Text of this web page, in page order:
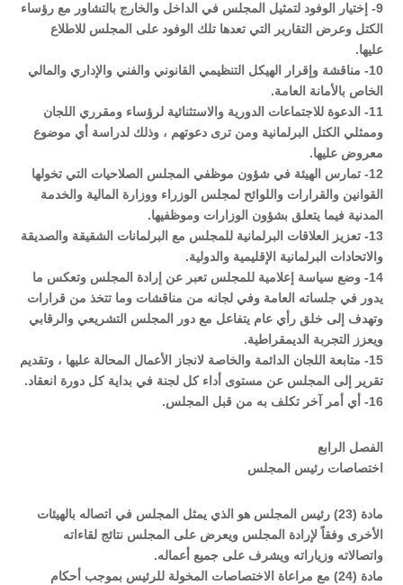
9- إختيار الوفود لتمثيل المجلس في الداخل والخارج بالتشاور مع رؤساء
الكتل وعرض التقارير التي تعدها تلك الوفود على المجلس للاطلاع
عليها.
10- مناقشة وإقرار الهيكل التنظيمي القانوني والفني والإداري والمالي
الخاص بالأمانة العامة.
11- الدعوة للاجتماعات الدورية والاستثنائية لرؤساء ومقرري اللجان
وممثلي الكتل البرلمانية ومن ترى دعوتهم ، وذلك لدراسة أي موضوع
معروض عليها.
12- تمارس الهيئة في شؤون موظفي المجلس الصلاحيات التي تخولها
القوانين والقرارات واللوائح لمجلس الوزراء ووزارة المالية والخدمة
المدنية فيما يتعلق بشؤون الوزارات وموظفيها.
13- تعزيز العلاقات البرلمانية للمجلس مع البرلمانات الشقيقة والصديقة
والاتحادات البرلمانية الإقليمية والدولية.
14- وضع سياسة إعلامية للمجلس تعبر عن إرادة المجلس وتعكس ما
يدور في جلساته العامة وفي لجانه من مناقشات وما تتخذ من قرارات
وتهدف إلى خلق رأي عام يتفاعل مع دور المجلس التشريعي والرقابي
ويعزز التجربة الديمقراطية.
15- متابعة اللجان الدائمة والخاصة لانجاز الأعمال المحالة عليها ، وتقديم
تقرير إلى المجلس عن مستوى أداء كل لجنة في بداية كل دورة انعقاد.
16- أي أمر آخر تكلف به من قبل المجلس.
الفصل الرابع
اختصاصات رئيس المجلس
مادة (23) رئيس المجلس هو الذي يمثل المجلس في اتصاله بالهيئات
الأخرى وفقاً لإرادة المجلس ويعرض على المجلس نتائج لقاءاته
واتصالاته وزياراته ويشرف على جميع أعماله.
مادة (24) مع مراعاة الاختصاصات المخولة للرئيس بموجب أحكام